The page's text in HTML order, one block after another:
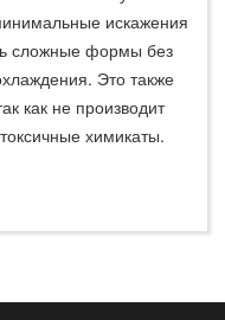
искажения
сложные формы без
Это также
как не производит
химикаты.